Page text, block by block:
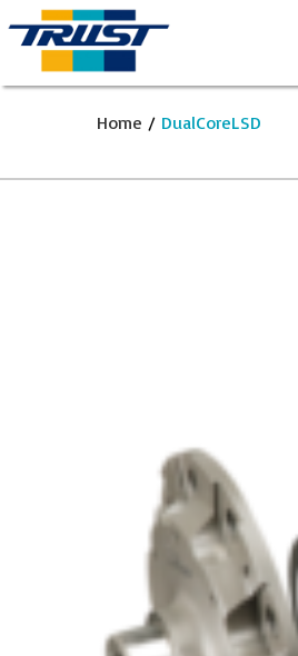
Home / DualCoreLSD